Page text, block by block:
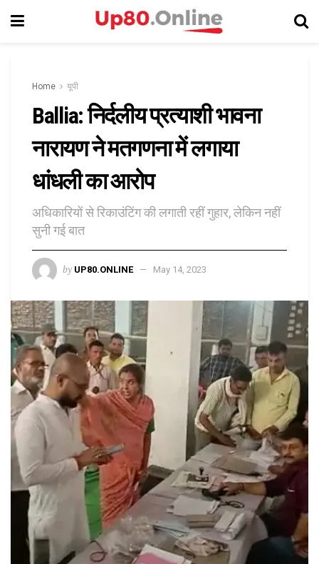
Home यूपी
Ballia: निर्दलीय प्रत्याशी भावना
नारायण ने मतगणना में लगाया
धांधली का आरोप
अधिकारियों से रिकाउंटिंग की लगाती रहीं गुहार, लेकिन नहीं
सुनी गई बात
by UP80.ONLINE May 14, 2023